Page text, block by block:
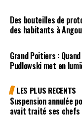
Des bouteilles de
des habitants à
Grand Poitiers :
Pudlowski met en
LES PLUS RECENTS
Suspension annulée
avait traité ses chefs